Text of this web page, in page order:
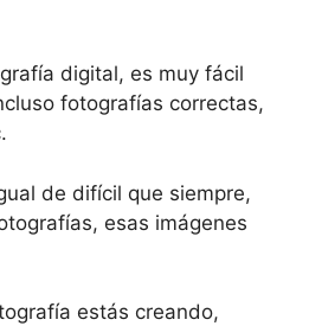
digital, es muy fácil
fotografías correctas,
de difícil que siempre,
esas imágenes
estás creando,